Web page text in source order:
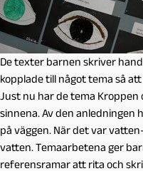
De texter barnen skriver
kopplade till något tema så
Just nu har de tema
sinnena. Av den anledningen
på väggen. När det var
vatten. Temaarbetena ger
referensramar att rita och